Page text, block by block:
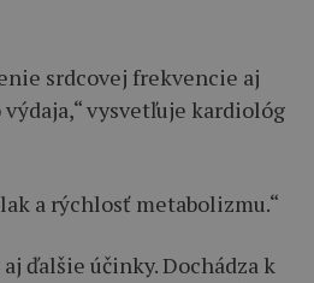
srdcovej frekvencie aj
vysvetľuje kardiológ
a rýchlosť metabolizmu.“
ďalšie účinky. Dochádza k